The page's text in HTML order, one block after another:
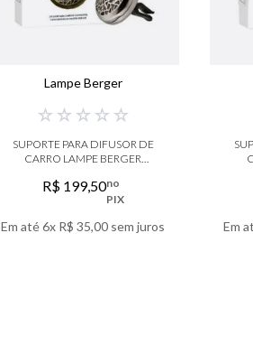
Lampe Berger
☆ ☆ ☆ ☆ ☆
SUPORTE PARA DIFUSOR DE
CARRO LAMPE BERGER
R$ 199,50no
PIX
Em até6x R$ 35,00 sem juros Em